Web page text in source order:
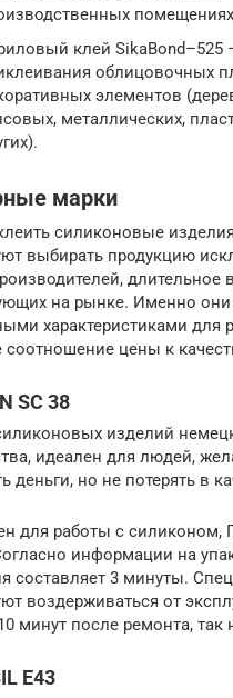
клей SikaBond–525
облицовочных
элементов
металлических,
марки
силиконовые
выбирать продукцию
длительное
на рынке. Именно
характеристиками для
соотношение цены к
SC 38
изделий
идеален для людей,
деньги, но не потерять в
для работы с силиконом,
информации на
составляет 3 минуты.
воздерживаться от
минут после ремонта, так
E43